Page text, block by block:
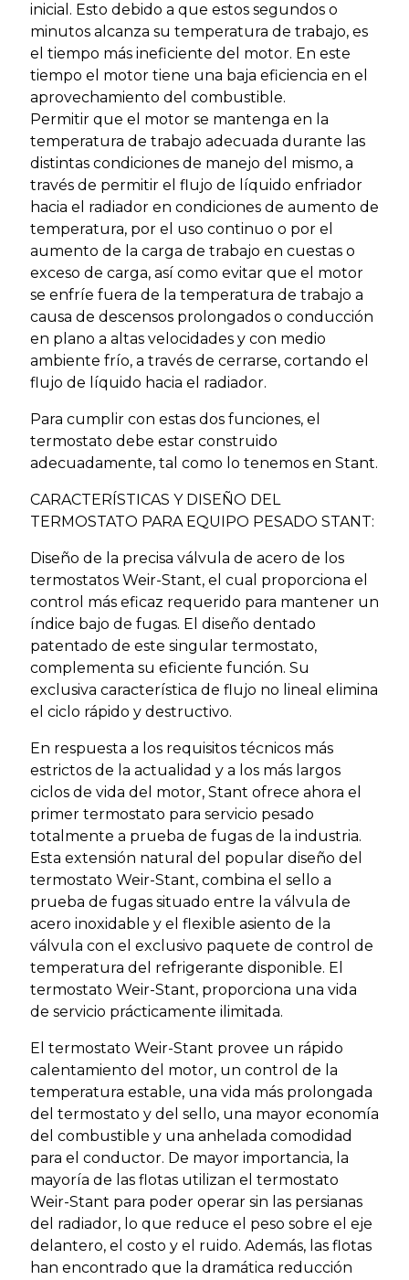
inicial. Esto debido a que estos segundos o
minutos alcanza su temperatura de trabajo, es
el tiempo más ineficiente del motor. En este
tiempo el motor tiene una baja eficiencia en el
aprovechamiento del combustible.
Permitir que el motor se mantenga en la
temperatura de trabajo adecuada durante las
distintas condiciones de manejo del mismo, a
través de permitir el flujo de líquido enfriador
hacia el radiador en condiciones de aumento de
temperatura, por el uso continuo o por el
aumento de la carga de trabajo en cuestas o
exceso de carga, así como evitar que el motor
se enfríe fuera de la temperatura de trabajo a
causa de descensos prolongados o conducción
en plano a altas velocidades y con medio
ambiente frío, a través de cerrarse, cortando el
flujo de líquido hacia el radiador.
Para cumplir con estas dos funciones, el
termostato debe estar construido
adecuadamente, tal como lo tenemos en Stant.
CARACTERÍSTICAS Y DISEÑO DEL
TERMOSTATO PARA EQUIPO PESADO STANT:
Diseño de la precisa válvula de acero de los
termostatos Weir-Stant, el cual proporciona el
control más eficaz requerido para mantener un
índice bajo de fugas. El diseño dentado
patentado de este singular termostato,
complementa su eficiente función. Su
exclusiva característica de flujo no lineal elimina
el ciclo rápido y destructivo.
En respuesta a los requisitos técnicos más
estrictos de la actualidad y a los más largos
ciclos de vida del motor, Stant ofrece ahora el
primer termostato para servicio pesado
totalmente a prueba de fugas de la industria.
Esta extensión natural del popular diseño del
termostato Weir-Stant, combina el sello a
prueba de fugas situado entre la válvula de
acero inoxidable y el flexible asiento de la
válvula con el exclusivo paquete de control de
temperatura del refrigerante disponible. El
termostato Weir-Stant, proporciona una vida
de servicio prácticamente ilimitada.
El termostato Weir-Stant provee un rápido
calentamiento del motor, un control de la
temperatura estable, una vida más prolongada
del termostato y del sello, una mayor economía
del combustible y una anhelada comodidad
para el conductor. De mayor importancia, la
mayoría de las flotas utilizan el termostato
Weir-Stant para poder operar sin las persianas
del radiador, lo que reduce el peso sobre el eje
delantero, el costo y el ruido. Además, las flotas
han encontrado que la dramática reducción